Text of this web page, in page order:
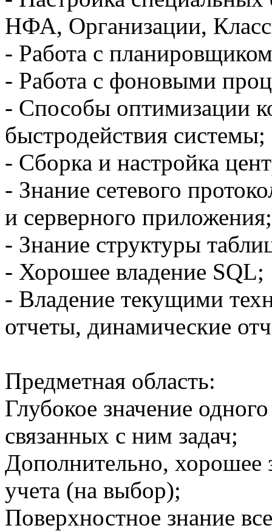
НФА, Организации,
- Работа с
- Работа с фоновыми
- Способы оптимизации
быстродействия системы;
- Сборка и настройка
- Знание сетевого
и серверного приложения;
- Знание структуры
- Хорошее владение SQL;
- Владение текущими
отчеты, динамические
Предметная область:
Глубокое значение
связанных с ним задач;
Дополнительно, хорошее
учета (на выбор);
Поверхностное знание